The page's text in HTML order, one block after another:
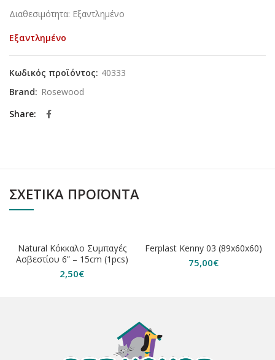
Διαθεσιμότητα: Εξαντλημένο
Εξαντλημένο
Κωδικός προϊόντος: 40333
Brand: Rosewood
Share
ΣΧΕΤΙΚΆ ΠΡΟΪΌΝΤΑ
Natural Κόκκαλο Συμπαγές
Ασβεστίου 6” – 15cm (1pcs)
2,50€
Ferplast Kenny 03 (89x60x60)
75,00€